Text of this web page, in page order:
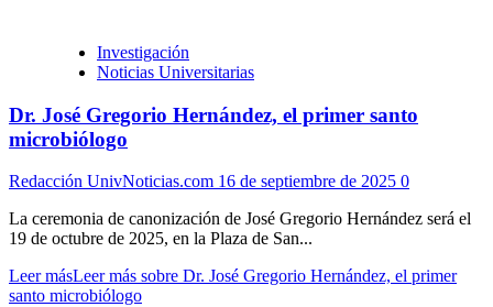
Investigación
Noticias Universitarias
Dr. José Gregorio Hernández, el primer santo
microbiólogo
Redacción UnivNoticias.com 16 de septiembre de 2025 0
La ceremonia de canonización de José Gregorio Hernández será el
19 de octubre de 2025, en la Plaza de San...
Leer másLeer más sobre Dr. José Gregorio Hernández, el primer
santo microbiólogo